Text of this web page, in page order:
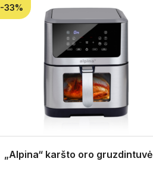
-33%
„Alpina“ karšto oro gruzdintuvė